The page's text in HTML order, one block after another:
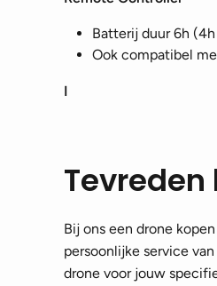
Batterij duur 6h
Ook compatibel
I
Bij ons een drone
persoonlijke service
drone voor jouw